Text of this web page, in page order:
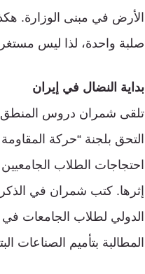
الأرض في مبنى الوزارة.
صلبة واحدة، لذا ليس
بداية النضال في إيران
احتجاجات الطلاب
إثرها. كتب شمران في
المطالبة بتأميم الصناعات